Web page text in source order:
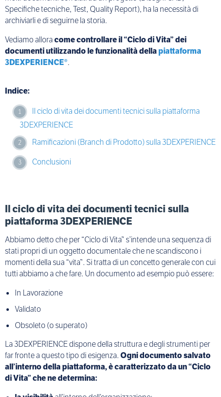
Specifiche tecniche, Test, Quality Report), ha la necessità di
archiviarli e di seguirne la storia.
Vediamo alloracome controllare il “Ciclo di Vita” dei
documenti utilizzando le funzionalità dellapiattaforma
3DEXPERIENCE®.
Indice:
Il ciclo di vita dei documenti tecnici sulla piattaforma
3DEXPERIENCE
Ramificazioni (Branch di Prodotto) sulla 3DEXPERIENCE
Conclusioni
Il ciclo di vita dei documenti tecnici sulla
piattaforma 3DEXPERIENCE
Abbiamo detto che per “Ciclo di Vita” s’intende una sequenza di
stati propri di un oggetto documentale che ne scandiscono i
momenti della sua “vita”. Si tratta di un concetto generale con cui
tutti abbiamo a che fare. Un documento ad esempio può essere:
In Lavorazione
Validato
Obsoleto (o superato)
La 3DEXPERIENCE dispone della struttura e degli strumenti per
far fronte a questo tipo di esigenza.Ogni documento salvato
all’interno della piattaforma, è caratterizzato da un “Ciclo
di Vita” che ne determina: